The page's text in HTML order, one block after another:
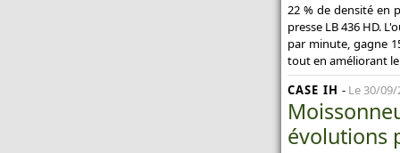
22 % de densité en
presse LB 436 HD.
par minute, gagne
tout en améliorant
CASE IH - Le 30/09/
évolutions